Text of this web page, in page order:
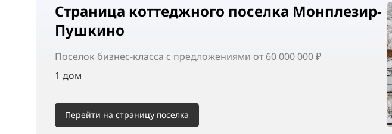
Страница коттеджного поселка Монплезир-
Пушкино
Поселок бизнес-класса с предложениями от 60 000 000 ₽
1 дом
Перейти на страницу поселка